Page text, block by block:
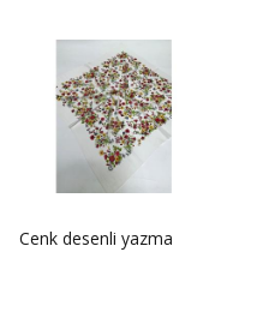
Cenk desenli yazma